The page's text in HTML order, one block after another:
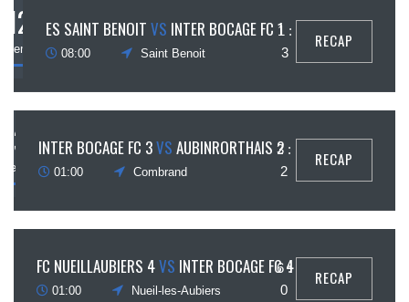
12 ES SAINT BENOIT VS INTER BOCAGE FC 1
08:00 Saint Benoit
1 :
3
RECAP
13 INTER BOCAGE FC 3VS AUBINRORTHAIS 2
01:00 Combrand
3 :
2
RECAP
FC NUEILLAUBIERS 4VS INTER BOCAGE FC 4
01:00 Nueil-les-Aubiers
6 :
0
RECAP